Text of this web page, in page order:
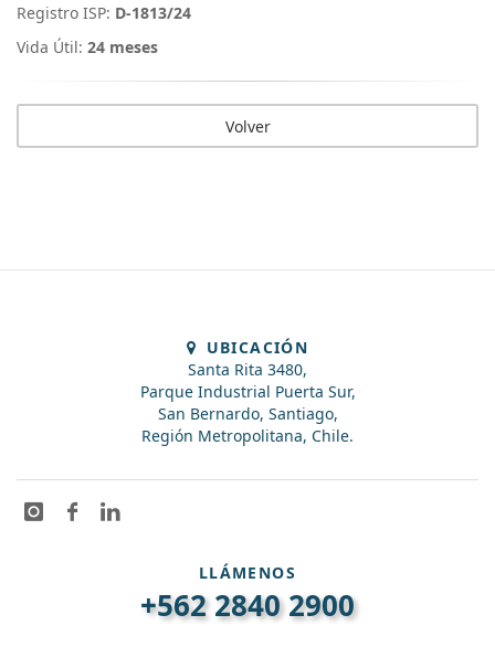
Registro ISP: D-1813/24
Vida Útil: 24 meses
Volver
UBICACIÓN
Santa Rita 3480,
Parque Industrial Puerta Sur,
San Bernardo, Santiago,
Región Metropolitana, Chile.
LLÁMENOS
+562 2840 2900